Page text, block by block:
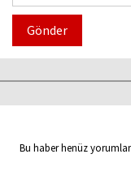
Gönder
Bu haber henüz